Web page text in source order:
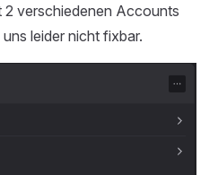
2 verschiedenen Accounts
leider nicht fixbar.